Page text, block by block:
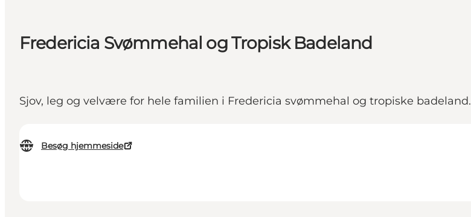
Fredericia Svømmehal og Tropisk Badeland
Sjov, leg og velvære for hele familien i Fredericia svømmehal og tropiske badeland.
Besøg hjemmeside